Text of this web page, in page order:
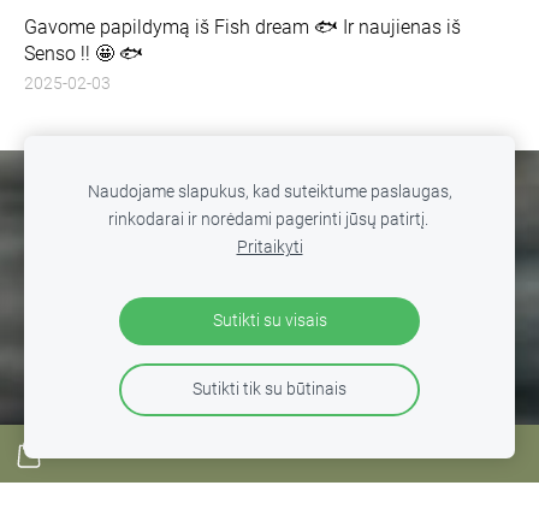
Gavome papildymą iš Fish dream 🐟 Ir naujienas iš
Senso !! 🤩 🐟
2025-02-03
SLAPUKAI
© 2026 MB WILD FISHING. Žūklė Vilkijoje. Visos teisės
sutikimo draudžiama
Naudojame slapukus, kad suteiktume paslaugas,
rinkodarai ir norėdami pagerinti jūsų patirtį.
Pritaikyti
Sutikti su visais
Sutikti tik su būtinais